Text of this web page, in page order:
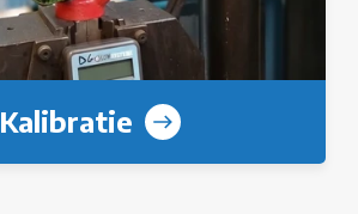
Kalibratie